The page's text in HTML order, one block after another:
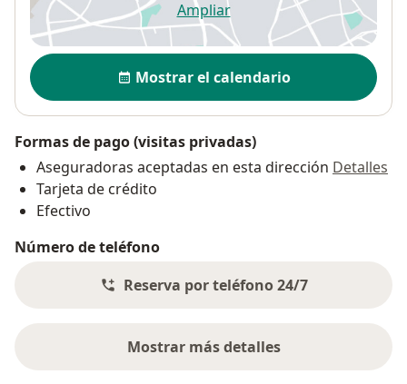
Ampliarse abre en una nueva
Disponibilidad
Mostrar el calendario
Formas de pago (visitas privadas)
Aseguradoras aceptadas en esta dirección Detalles
Tarjeta de crédito
Efectivo
Número de teléfono
Reserva por teléfono 24/7
Mostrar más detalles
sobre la dirección